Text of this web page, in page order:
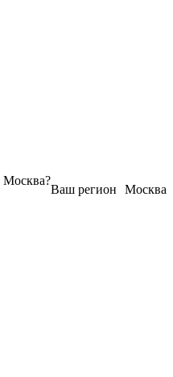
Москва
Ваш регион
Москва?